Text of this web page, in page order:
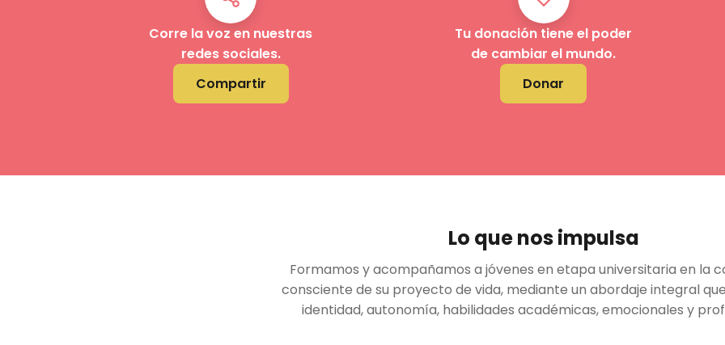
Corre la voz en nuestras
redes sociales.
Compartir
Tu donación tiene el poder
de cambiar el mundo.
Donar
Lo que nos impulsa
Formamos y acompañamos a jóvenes en etapa universitaria en la
consciente de su proyecto de vida, mediante un abordaje integral
identidad, autonomía, habilidades académicas, emocionales y